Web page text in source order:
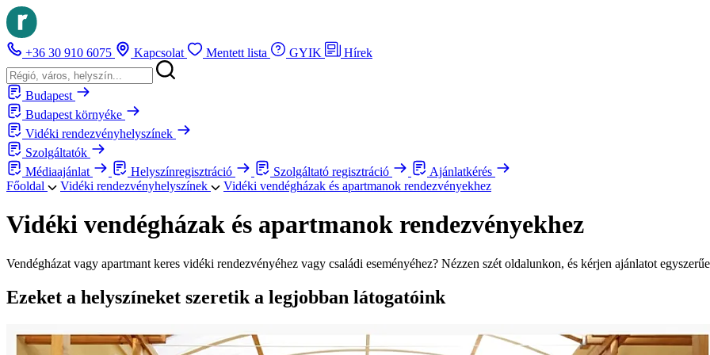
+36 30 910 6075 Kapcsolat Mentett lista GYIK Hírek
Budapest
Budapest környéke
Vidéki rendezvényhelyszínek
Szolgáltatók
Médiaajánlat
Helyszínregisztráció Szolgáltató regisztráció
Ajánlatkérés
Főoldal
Vidéki rendezvényhelyszínek Vidéki vendégházak és apartmanok rendezvényekhez
Vidéki vendégházak és apartmanok rendezvényekhez
Vendégházat vagy apartmant keres vidéki rendezvényéhez vagy családi eseményéhez? Nézzen szét oldalunkon, és kérjen ajánlatot
Ezeket a helyszíneket szeretik a legjobban látogatóink